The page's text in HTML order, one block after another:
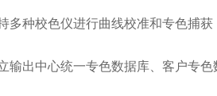
多种校色仪进行曲线校准和专色捕
输出中心统一专色数据库、客户专